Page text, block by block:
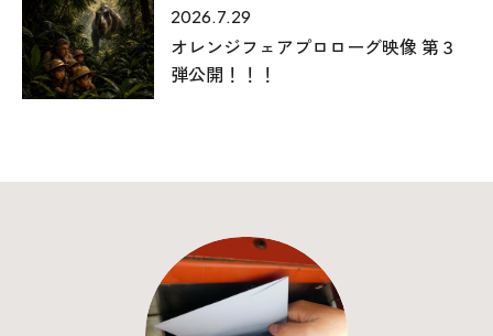
2026.7.29
オレンジフェアプロローグ映像 第３
弾公開！！！